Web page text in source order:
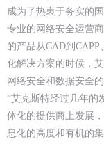
成为了热衷于务实的
专业的网络安全运营
的产品从CAD到
化解决方案的时候，
网络安全和数据安全
“艾克斯特经过几年的
体化的提供商上发展
息化的高度和有机的